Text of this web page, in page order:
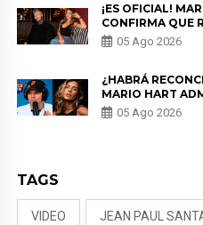
¡ES OFICIAL!
CONFIRMA QUE
MILETT
PUDO MÁS”
05 Ago 2026
¿HABRÁ
MARIO HART
PODRÍA VOLVER
RIVADENEIRA:
05 Ago 2026
TAGS
VIDEO JEAN PAUL